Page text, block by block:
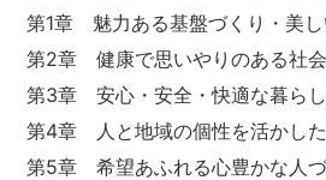
第1章 魅力ある基盤づくり・美し
第2章 健康で思いやりのある社会
第3章 安心・安全・快適な暮ら
第4章 人と地域の個性を活かし
第5章 希望あふれる心豊かな人づ